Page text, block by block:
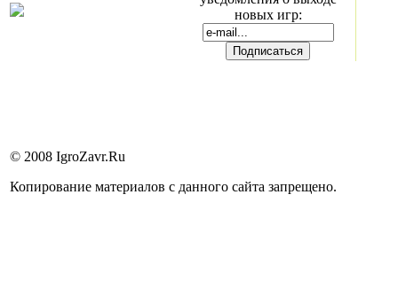
новых игр:
© 2008 IgroZavr.Ru
Копирование материалов с данного сайта запрещено.